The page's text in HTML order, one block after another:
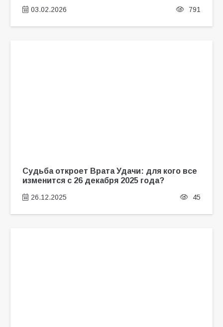
03.02.2026 791
Судьба откроет Врата Удачи: для кого все
изменится с 26 декабря 2025 года?
26.12.2025 45